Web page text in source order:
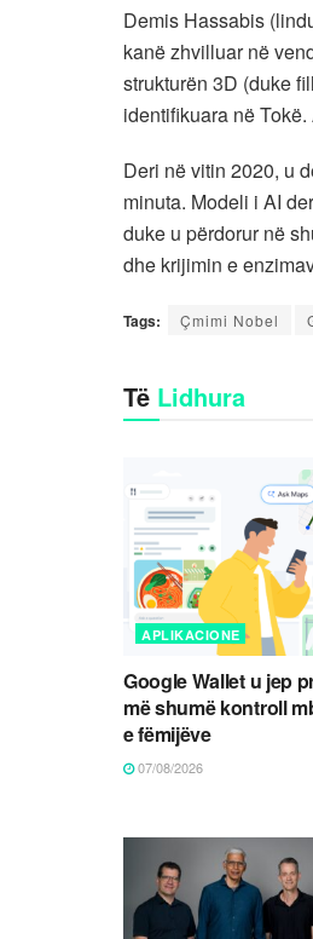
Demis Hassabis
kanë zhvilluar në
strukturën 3D (duke
identifikuara në
Deri në vitin 2020, u
minuta. Modeli i AI
duke u përdorur në
dhe krijimin e
Tags: Çmimi Nobel
Të Lidhura
APLIKACIONE
Google Wallet u jep
më shumë kontroll
e fëmijëve
07/08/2026